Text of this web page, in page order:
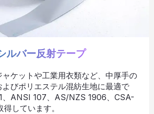
ルバー反射テープ
ケットや工業用衣類など、中厚手の
びポリエステル混紡生地に最適で
ANSI 107、AS/NZS 1906、CSA-
しています。